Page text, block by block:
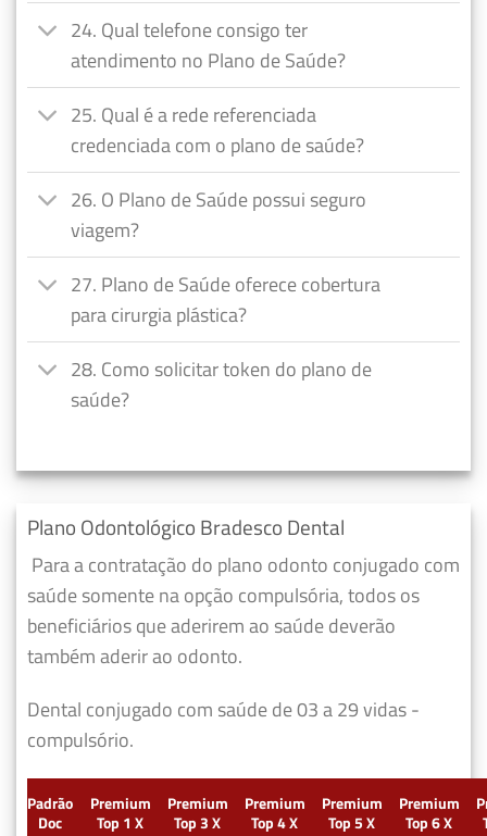
24. Qual telefone consigo ter
atendimento no Plano de Saúde?
25. Qual é a rede referenciada
credenciada com o plano de saúde?
26. O Plano de Saúde possui seguro
viagem?
27. Plano de Saúde oferece cobertura
para cirurgia plástica?
28. Como solicitar token do plano de
saúde?
Plano Odontológico Bradesco Dental
Para a contratação do plano odonto conjugado com
saúde somente na opção compulsória, todos os
beneficiários que aderirem ao saúde deverão
também aderir ao odonto.
Dental conjugado com saúde de 03 a 29 vidas -
compulsório.
Padrão
Doc
Premium
Top 1 X
Premium
Top 3 X
Premium
Top 4 X
Premium
Top 5 X
Premium
Top 6 X